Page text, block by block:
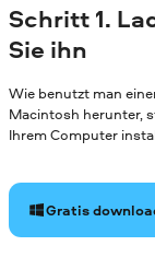
Schritt 1.
Sie ihn
Wie benutzt man
Macintosh herunter,
Ihrem Computer
Gratis